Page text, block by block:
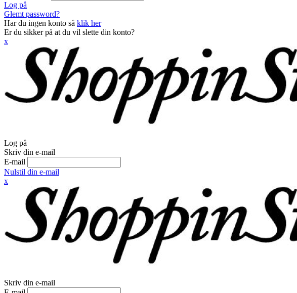
Log på
Glemt password?
Har du ingen konto så klik her
Er du sikker på at du vil slette din konto?
x
Log på
Skriv din e-mail
E-mail
Nulstil din e-mail
x
Skriv din e-mail